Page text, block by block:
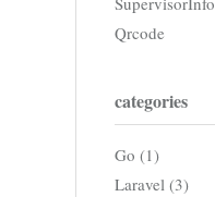
Qrcode
categories
Go (1)
Laravel (3)